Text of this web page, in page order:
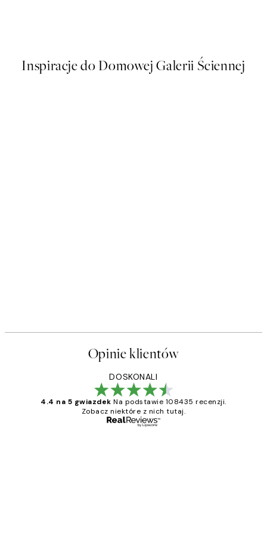
Inspiracje do Domowej Galerii Ściennej
Opinie klientów
DOSKONALI
4.4 na 5 gwiazdek Na podstawie 108435 recenzji.
Zobacz niektóre z nich tutaj.